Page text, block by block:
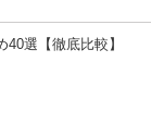
選【徹底比較】